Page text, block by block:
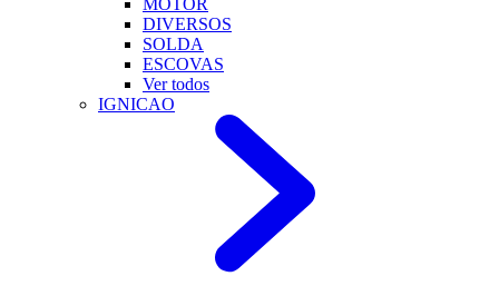
MOTOR
DIVERSOS
SOLDA
ESCOVAS
Ver todos
IGNICAO